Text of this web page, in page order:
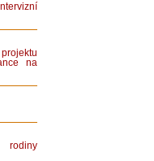
na
rodiny